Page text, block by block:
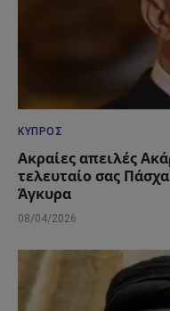
ΚΎΠΡΟΣ
Ακραίες απειλές
τελευταίο σας
Άγκυρα
08/04/2026